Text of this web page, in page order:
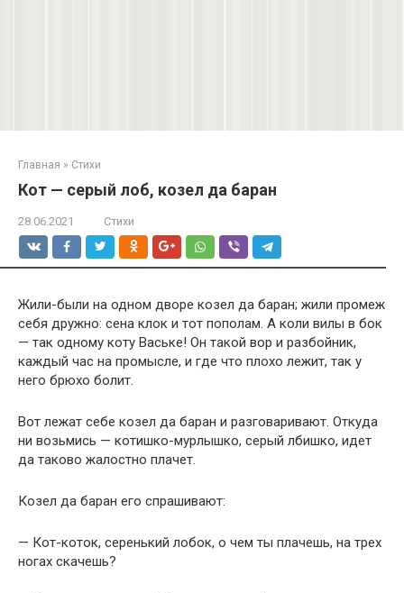
Главная » Стихи
Кот — серый лоб, козел да баран
28.06.2021 Стихи
Жили-были на одном дворе козел да баран; жили промеж
себя дружно: сена клок и тот пополам. А коли вилы в бок
— так одному коту Ваське! Он такой вор и разбойник,
каждый час на промысле, и где что плохо лежит, так у
него брюхо болит.
Вот лежат себе козел да баран и разговаривают. Откуда
ни возьмись — котишко-мурлышко, серый лбишко, идет
да таково жалостно плачет.
Козел да баран его спрашивают:
— Кот-коток, серенький лобок, о чем ты плачешь, на трех
ногах скачешь?